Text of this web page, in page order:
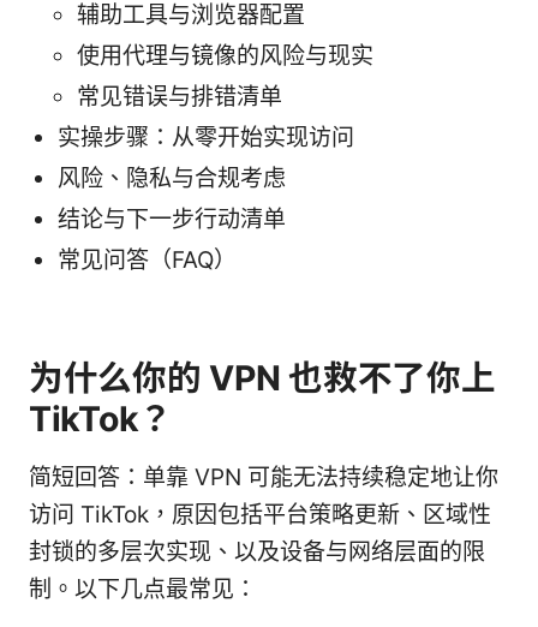
辅助工具与浏览器配置
使用代理与镜像的风险与现实
常见错误与排错清单
实操步骤：从零开始实现访问
风险、隐私与合规考虑
结论与下一步行动清单
常见问答（FAQ）
为什么你的 VPN 也救不了你上
TikTok？
简短回答：单靠 VPN 可能无法持续稳定地让你
访问 TikTok，原因包括平台策略更新、区域性
封锁的多层次实现、以及设备与网络层面的限
制。以下几点最常见：